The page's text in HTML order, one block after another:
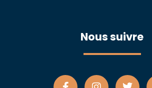
Nous suivre